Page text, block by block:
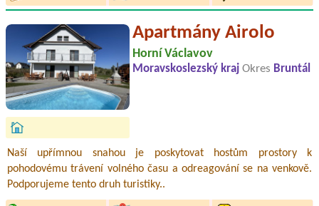
Apartmány Airolo
Horní Václavov
Moravskoslezský kraj Okres Bruntál
Naší upřímnou snahou je poskytovat hostům prostory k
pohodovému trávení volného času a odreagování se na venkově.
Podporujeme tento druh turistiky..